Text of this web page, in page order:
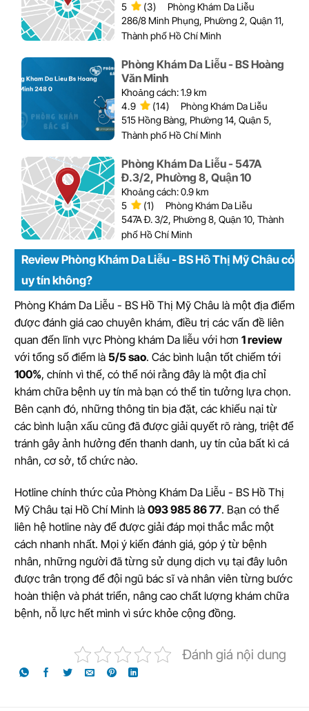
5
(3)
Phòng Khám Da Liễu
286/8 Minh Phụng, Phường 2, Quận 11,
Thành phố Hồ Chí Minh
Phòng Khám Da Liễu - BS Hoàng
Văn Minh
Khoảng cách: 1.9 km
4.9
(14)
Phòng Khám Da Liễu
515 Hồng Bàng, Phường 14, Quận 5,
Thành phố Hồ Chí Minh
Phòng Khám Da Liễu - 547A
Đ.3/2, Phường 8, Quận 10
Khoảng cách: 0.9 km
5
(1)
Phòng Khám Da Liễu
547A Đ. 3/2, Phường 8, Quận 10, Thành
phố Hồ Chí Minh
Review Phòng Khám Da Liễu - BS Hồ Thị Mỹ Châu có
uy tín không?
Phòng Khám Da Liễu - BS Hồ Thị Mỹ Châu là một địa điểm
được đánh giá cao chuyên khám, điều trị các vấn đề liên
quan đến lĩnh vực Phòng khám Da liễu với hơn 1 review
với tổng số điểm là 5/5 sao. Các bình luận tốt chiếm tới
100%, chính vì thế, có thể nói rằng đây là một địa chỉ
khám chữa bệnh uy tín mà bạn có thể tin tưởng lựa chọn.
Bên cạnh đó, những thông tin bịa đặt, các khiếu nại từ
các bình luận xấu cũng đã được giải quyết rõ ràng, triệt để
tránh gây ảnh hưởng đến thanh danh, uy tín của bất kì cá
nhân, cơ sở, tổ chức nào.
Hotline chính thức của Phòng Khám Da Liễu - BS Hồ Thị
Mỹ Châu tại Hồ Chí Minh là 093 985 86 77. Bạn có thể
liên hệ hotline này để được giải đáp mọi thắc mắc một
cách nhanh nhất. Mọi ý kiến đánh giá, góp ý từ bệnh
nhân, những người đã từng sử dụng dịch vụ tại đây luôn
được trân trọng để đội ngũ bác sĩ và nhân viên từng bước
hoàn thiện và phát triển, nâng cao chất lượng khám chữa
bệnh, nỗ lực hết mình vì sức khỏe cộng đồng.
Đánh giá nội dung